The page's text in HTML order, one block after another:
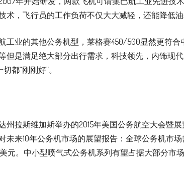
术，飞行员的工作负荷不仅大大减轻，还能降低
工业的其他公务机型，莱格赛450/500显然更符合
但是满足绝大部分出行需求，科技领先，内饰现
都“刚刚好”。
州拉斯维加斯举办的2015年美国公务航空大会暨
未来10年公务机市场的展望报告：全球公务机市
元。中小型喷气式公务机系列有望占据大部分市